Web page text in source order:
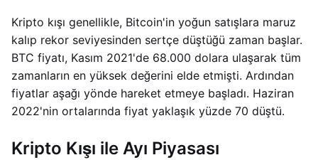
Kripto kışı genellikle, Bitcoin'in yoğun satışlara maruz
kalıp rekor seviyesinden sertçe düştüğü zaman başlar.
BTC fiyatı, Kasım 2021'de 68.000 dolara ulaşarak tüm
zamanların en yüksek değerini elde etmişti. Ardından
fiyatlar aşağı yönde hareket etmeye başladı. Haziran
2022'nin ortalarında fiyat yaklaşık yüzde 70 düştü.
Kripto Kışı ile Ayı Piyasası